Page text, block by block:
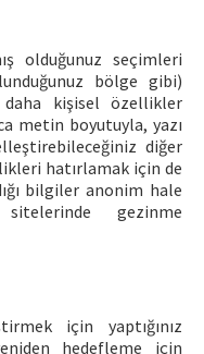
olduğunuz seçimleri
bölge gibi)
daha kişisel özellikler
metin boyutuyla, yazı
diğer
hatırlamak için de
bilgiler anonim hale
gezinme
için yaptığınız
hedefleme için